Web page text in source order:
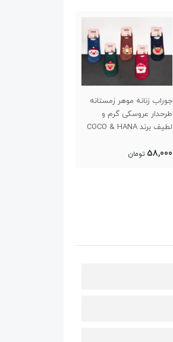
جوراب زنانه موهر زمستانه
طرحدار عروسکی گرم و
لطیف برند COCO & HANA
58,000 تومان